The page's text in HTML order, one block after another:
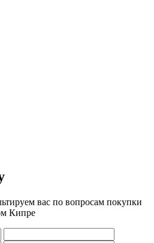
вас по вопросам покупки
Кипре